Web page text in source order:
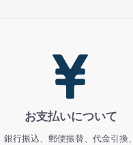
お支払いについて
銀行振込、郵便振替、代金引換、